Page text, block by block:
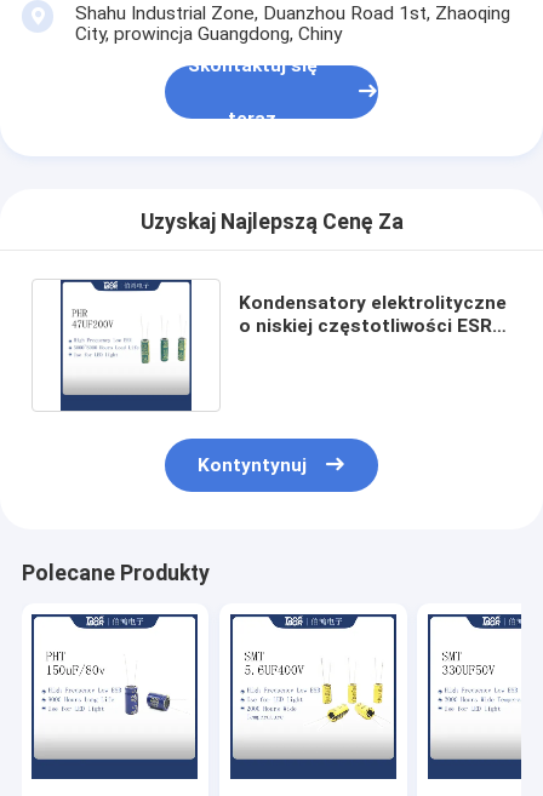
Shahu Industrial Zone, Duanzhou Road 1st, Zhaoqing
City, prowincja Guangdong, Chiny
Skontaktuj się
teraz
Uzyskaj Najlepszą Cenę Za
Kondensatory elektrolityczne
o niskiej częstotliwości ESR
Kontyntynuj
Polecane Produkty